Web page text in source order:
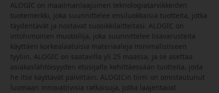
ALOGIC on maailmanlaajuinen teknologiatarvikkeiden
tuotemerkki, joka suunnittelee ensiluokkaisia tuotteita, jotka
täydentävät ja nostavat suosikkilaitteitasi. ALOGIC on
intohimoinen muotoilija, joka suunnittelee lisävarusteita
käyttäen korkealaatuisia materiaaleja minimalistiseen
tyyliin. ALOGIC on saatavilla yli 25 maassa, ja se asettaa
asiakaslähtöisyyden etusijalle kehittäessään tuotteita, joita
he itse käyttävät päivittäin. ALOGICin tiimi on omistautunut
luomaan innovatiivisia ratkaisuja, jotka laajentavat